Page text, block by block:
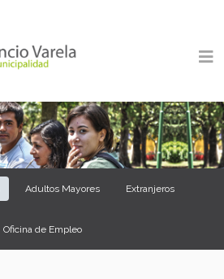
Adultos Mayores Extranjeros
Oficina de Empleo